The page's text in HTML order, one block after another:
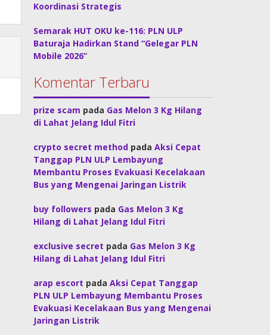
Koordinasi Strategis
Semarak HUT OKU ke-116: PLN ULP
Baturaja Hadirkan Stand “Gelegar PLN
Mobile 2026”
Komentar Terbaru
prize scam pada Gas Melon 3 Kg Hilang
di Lahat Jelang Idul Fitri
crypto secret method padaAksi Cepat
Tanggap PLN ULP Lembayung
Membantu Proses Evakuasi Kecelakaan
Bus yang Mengenai Jaringan Listrik
buy followers pada Gas Melon 3 Kg
Hilang di Lahat Jelang Idul Fitri
exclusive secret pada Gas Melon 3 Kg
Hilang di Lahat Jelang Idul Fitri
arap escort padaAksi Cepat Tanggap
PLN ULP Lembayung Membantu Proses
Evakuasi Kecelakaan Bus yang Mengenai
Jaringan Listrik